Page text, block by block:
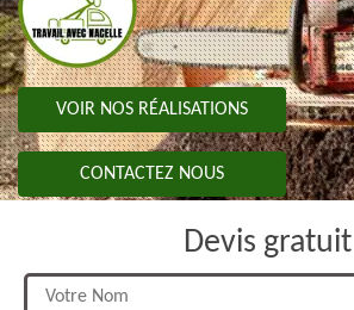
VOIR NOS RÉALISATIONS
CONTACTEZ NOUS
Devis gratuit